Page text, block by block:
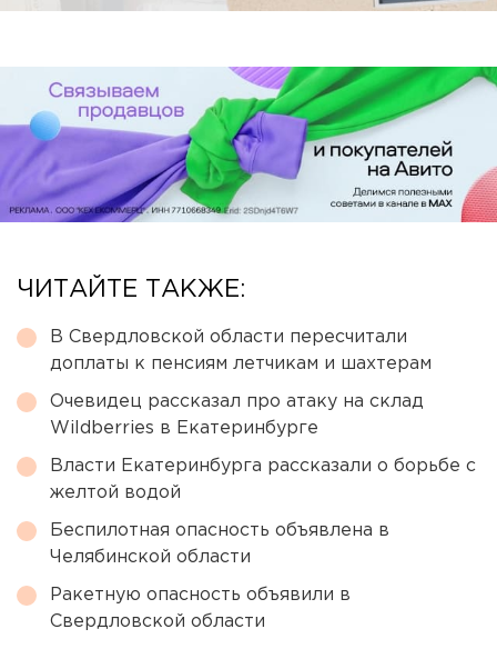
ЧИТАЙТЕ ТАКЖЕ:
В Свердловской области пересчитали
доплаты к пенсиям летчикам и шахтерам
Очевидец рассказал про атаку на склад
Wildberries в Екатеринбурге
Власти Екатеринбурга рассказали о борьбе с
желтой водой
Беспилотная опасность объявлена в
Челябинской области
Ракетную опасность объявили в
Свердловской области